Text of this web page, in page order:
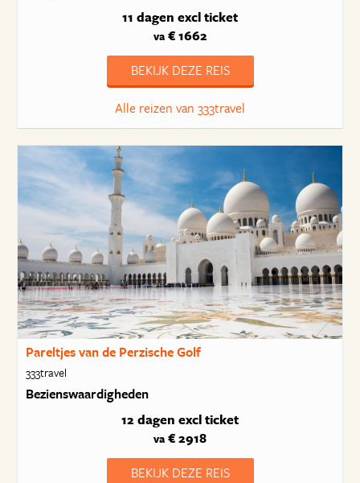
11 dagen excl ticket
va€ 1662
BEKIJK DEZE REIS
Alle reizen van 333travel
Pareltjes van de Perzische Golf
333travel
Bezienswaardigheden
12 dagen excl ticket
va € 2918
BEKIJK DEZE REIS